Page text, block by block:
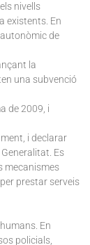
nivells
existents. En
de
la
una subvenció
de 2009, i
i declarar
Es
mecanismes
prestar serveis
En
policials,